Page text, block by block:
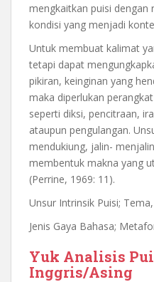
mengkaitkan puisi dengan
kondisi yang menjadi
Untuk membuat kalimat
tetapi dapat
pikiran, keinginan yang
maka diperlukan
seperti diksi, pencitraan,
ataupun pengulangan.
mendukiung, jalin-
membentuk makna yang
(Perrine, 1969: 11).
Unsur Intrinsik Puisi;
Jenis Gaya Bahasa;
Yuk Analisis
Inggris/Asing